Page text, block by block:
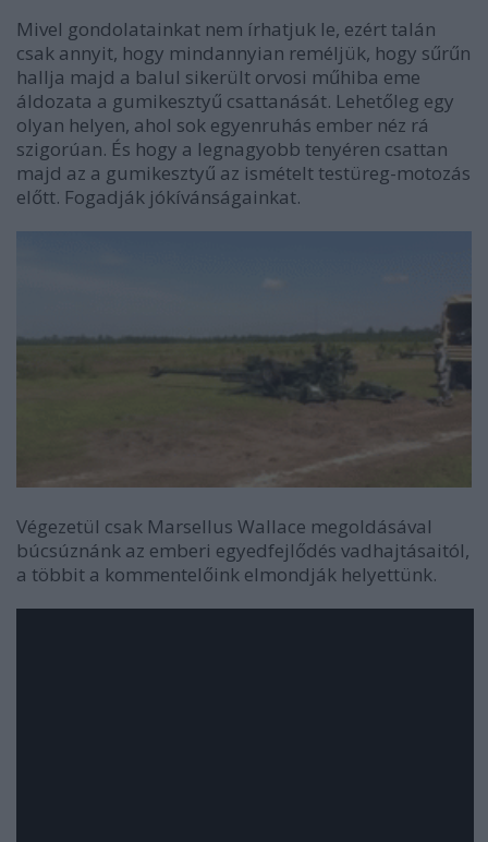
Mivel gondolatainkat nem írhatjuk le, ezért talán
csak annyit, hogy mindannyian reméljük, hogy sűrűn
hallja majd a balul sikerült orvosi műhiba eme
áldozata a gumikesztyű csattanását. Lehetőleg egy
olyan helyen, ahol sok egyenruhás ember néz rá
szigorúan. És hogy a legnagyobb tenyéren csattan
majd az a gumikesztyű az ismételt testüreg-motozás
előtt. Fogadják jókívánságainkat.
Végezetül csak Marsellus Wallace megoldásával
búcsúznánk az emberi egyedfejlődés vadhajtásaitól,
a többit a kommentelőink elmondják helyettünk.